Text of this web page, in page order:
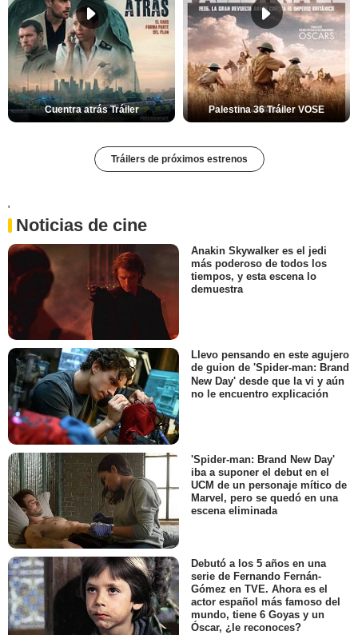
Cuentra atrás Tráiler Palestina 36 Tráiler VOSE
Tráilers de próximos estrenos
'
Noticias de cine
Anakin Skywalker es el jedi
más poderoso de todos los
tiempos, y esta escena lo
demuestra
Llevo pensando en este agujero
de guion de 'Spider-man: Brand
New Day' desde que la vi y aún
no le encuentro explicación
'Spider-man: Brand New Day'
iba a suponer el debut en el
UCM de un personaje mítico de
Marvel, pero se quedó en una
escena eliminada
Debutó a los 5 años en una
serie de Fernando Fernán-
Gómez en TVE. Ahora es el
actor español más famoso del
mundo, tiene 6 Goyas y un
Óscar, ¿le reconoces?